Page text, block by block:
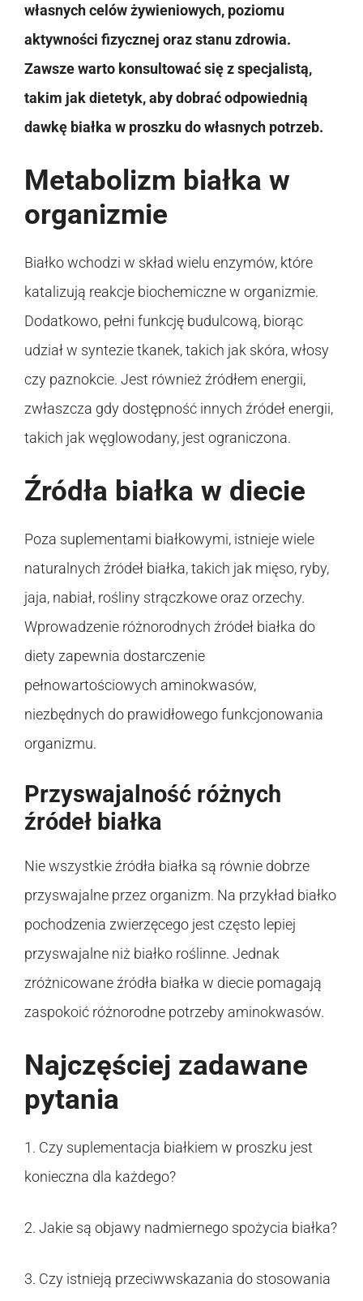
własnych celów żywieniowych, poziomu
aktywności fizycznej oraz stanu zdrowia.
Zawsze warto konsultować się z specjalistą,
takim jak dietetyk, aby dobrać odpowiednią
dawkę białka w proszku do własnych potrzeb.
Metabolizm białka w
organizmie
Białko wchodzi w skład wielu enzymów, które
katalizują reakcje biochemiczne w organizmie.
Dodatkowo, pełni funkcję budulcową, biorąc
udział w syntezie tkanek, takich jak skóra, włosy
czy paznokcie. Jest również źródłem energii,
zwłaszcza gdy dostępność innych źródeł energii,
takich jak węglowodany, jest ograniczona.
Źródła białka w diecie
Poza suplementami białkowymi, istnieje wiele
naturalnych źródeł białka, takich jak mięso, ryby,
jaja, nabiał, rośliny strączkowe oraz orzechy.
Wprowadzenie różnorodnych źródeł białka do
diety zapewnia dostarczenie
pełnowartościowych aminokwasów,
niezbędnych do prawidłowego funkcjonowania
organizmu.
Przyswajalność różnych
źródeł białka
Nie wszystkie źródła białka są równie dobrze
przyswajalne przez organizm. Na przykład białko
pochodzenia zwierzęcego jest często lepiej
przyswajalne niż białko roślinne. Jednak
zróżnicowane źródła białka w diecie pomagają
zaspokoić różnorodne potrzeby aminokwasów.
Najczęściej zadawane
pytania
1. Czy suplementacja białkiem w proszku jest
konieczna dla każdego?
2. Jakie są objawy nadmiernego spożycia białka?
3. Czy istnieją przeciwwskazania do stosowania